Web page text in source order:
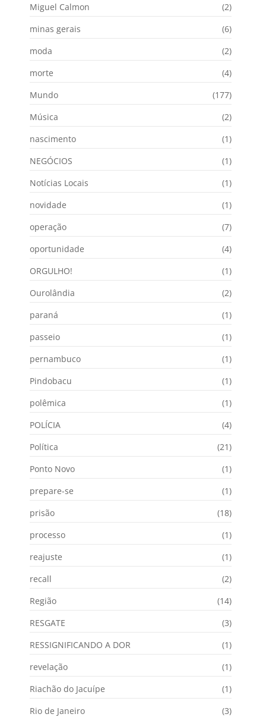
Miguel Calmon
(2)
minas gerais
(6)
moda
(2)
morte
(4)
Mundo
(177)
Música
(2)
nascimento
(1)
NEGÓCIOS
(1)
Notícias Locais
(1)
novidade
(1)
operação
(7)
oportunidade
(4)
ORGULHO!
(1)
Ourolândia
(2)
paraná
(1)
passeio
(1)
pernambuco
(1)
Pindobacu
(1)
polêmica
(1)
POLÍCIA
(4)
Política
(21)
Ponto Novo
(1)
prepare-se
(1)
prisão
(18)
processo
(1)
reajuste
(1)
recall
(2)
Região
(14)
RESGATE
(3)
RESSIGNIFICANDO A DOR
(1)
revelação
(1)
Riachão do Jacuípe
(1)
Rio de Janeiro
(3)